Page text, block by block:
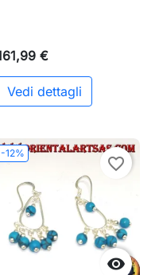
€
Vedi dettagli
-12%

favorite_border